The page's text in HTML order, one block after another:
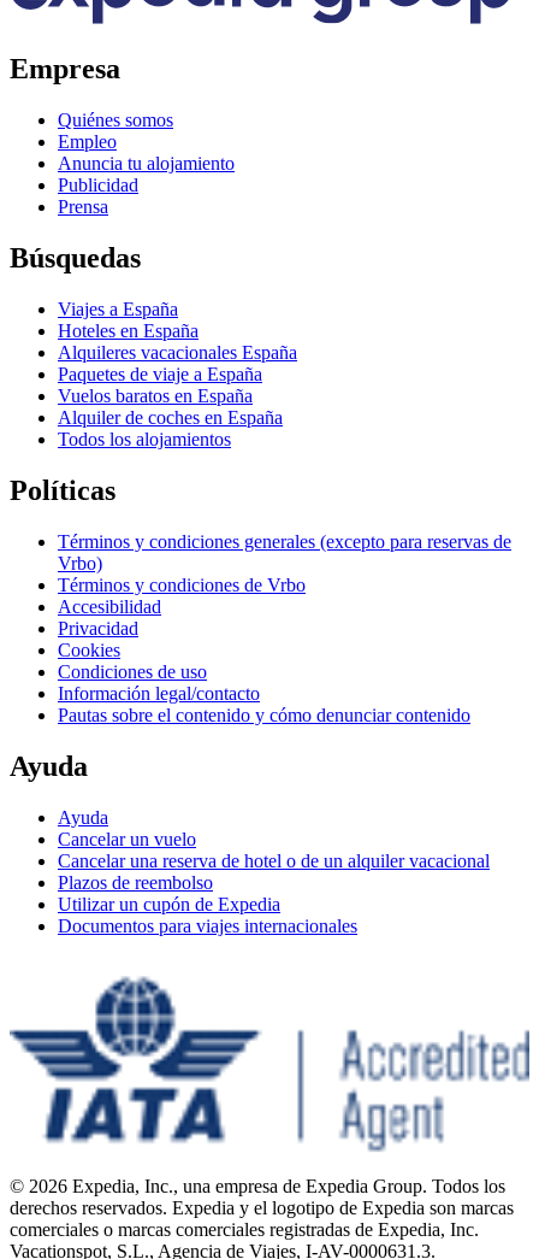
Empresa
Quiénes somos
Empleo
Anuncia tu alojamiento
Publicidad
Prensa
Búsquedas
Viajes a España
Hoteles en España
Alquileres vacacionales España
Paquetes de viaje a España
Vuelos baratos en España
Alquiler de coches en España
Todos los alojamientos
Políticas
Términos y condiciones generales (excepto para reservas de
Vrbo)
Términos y condiciones de Vrbo
Accesibilidad
Privacidad
Cookies
Condiciones de uso
Información legal/contacto
Pautas sobre el contenido y cómo denunciar contenido
Ayuda
Ayuda
Cancelar un vuelo
Cancelar una reserva de hotel o de un alquiler vacacional
Plazos de reembolso
Utilizar un cupón de Expedia
Documentos para viajes internacionales
© 2026 Expedia, Inc., una empresa de Expedia Group. Todos los
derechos reservados. Expedia y el logotipo de Expedia son marcas
comerciales o marcas comerciales registradas de Expedia, Inc.
Vacationspot, S.L., Agencia de Viajes, I-AV-0000631.3.